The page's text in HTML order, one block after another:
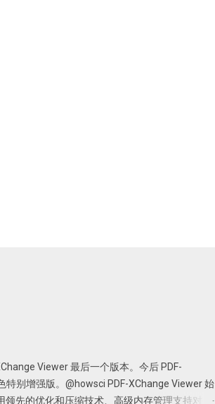
Viewer 最后一个版本。今后 PDF-
别增强版。@howsci PDF-XChange Viewer 始
先的优化和压缩技术、高级内存管理支持对